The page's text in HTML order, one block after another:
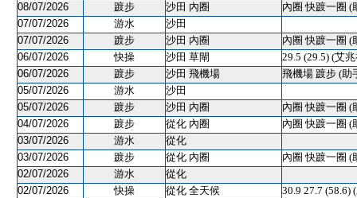
08/07/2026
踱步 沙田 內圈
內圈 快踱一圈 (
07/07/2026
游水
沙田
07/07/2026
踱步 沙田 內圈
內圈 快踱一圈 (
06/07/2026
快操 沙田 草閘
29.5 (29.5) (艾
06/07/2026
踱步 沙田 飛機場
飛機場 踱步 (助
05/07/2026
游水
沙田
05/07/2026
踱步 沙田 內圈
內圈 快踱一圈 (
04/07/2026
踱步 從化 內圈
內圈 快踱一圈 (
03/07/2026
游水
從化
03/07/2026
踱步 從化 內圈
內圈 快踱一圈 (
02/07/2026
游水
從化
02/07/2026
快操 從化 全天候
30.9 27.7 (58.6)